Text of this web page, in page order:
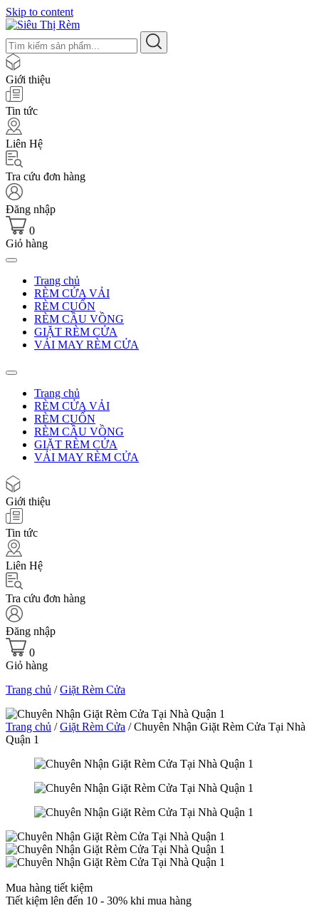
Skip to content
Giới thiệu
Tin tức
Liên Hệ
Tra cứu đơn hàng
Đăng nhập
0
Giỏ hàng
Trang chủ
RÈM CỬA VẢI
RÈM CUỐN
RÈM CẦU VỒNG
GIẶT RÈM CỬA
VẢI MAY RÈM CỬA
Trang chủ
RÈM CỬA VẢI
RÈM CUỐN
RÈM CẦU VỒNG
GIẶT RÈM CỬA
VẢI MAY RÈM CỬA
Giới thiệu
Tin tức
Liên Hệ
Tra cứu đơn hàng
Đăng nhập
0
Giỏ hàng
Trang chủ /Giặt Rèm Cửa
Trang chủ /Giặt Rèm Cửa / Chuyên Nhận Giặt Rèm Cửa Tại Nhà
Quận 1
Mua hàng tiết kiệm
Tiết kiệm lên đến 10 - 30% khi mua hàng